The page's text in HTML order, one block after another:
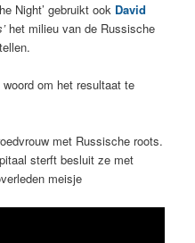
Night’ gebruikt ook David
het milieu van de Russische
om het resultaat te
met Russische roots.
sterft besluit ze met
meisje